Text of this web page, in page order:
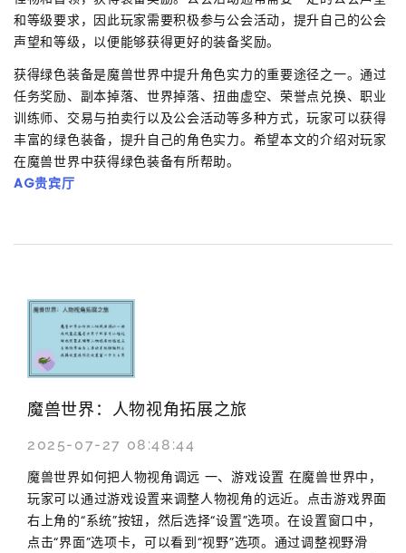
和等级要求，因此玩家需要积极参与公会活动，提升自己的公会
声望和等级，以便能够获得更好的装备奖励。
获得绿色装备是魔兽世界中提升角色实力的重要途径之一。通过
任务奖励、副本掉落、世界掉落、扭曲虚空、荣誉点兑换、职业
训练师、交易与拍卖行以及公会活动等多种方式，玩家可以获得
丰富的绿色装备，提升自己的角色实力。希望本文的介绍对玩家
在魔兽世界中获得绿色装备有所帮助。
AG贵宾厅
魔兽世界：人物视角拓展之旅
2025-07-27 08:48:44
魔兽世界如何把人物视角调远 一、游戏设置 在魔兽世界中，
玩家可以通过游戏设置来调整人物视角的远近。点击游戏界面
右上角的“系统”按钮，然后选择“设置”选项。在设置窗口中，
点击“界面”选项卡，可以看到“视野”选项。通过调整视野滑